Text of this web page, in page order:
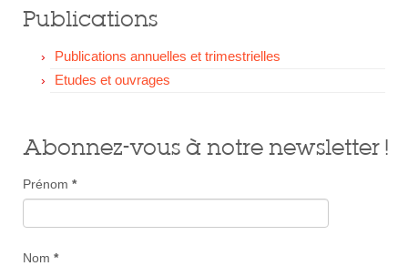
Publications
Publications annuelles et trimestrielles
Etudes et ouvrages
Abonnez-vous à notre newsletter !
Prénom *
Nom *